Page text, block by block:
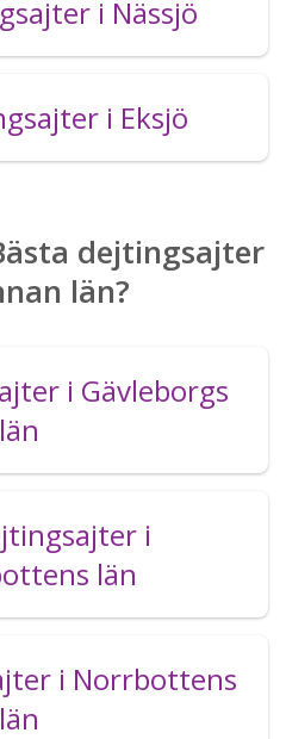
i Nässjö
i Eksjö
dejtingsajter
län?
i Gävleborgs
län
i
län
i Norrbottens
län